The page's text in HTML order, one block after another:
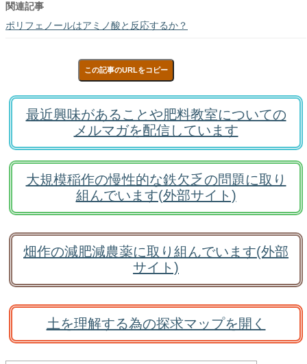
関連記事
ポリフェノールはアミノ酸と反応するか？
この記事のURLをコピー
最近興味があることや肥料教室についての
メルマガを配信しています
大規模稲作の慢性的な鉄欠乏の問題に取り
組んでいます(外部サイト)
畑作の減肥減農薬に取り組んでいます(外部
サイト)
土を理解する為の探求マップを開く